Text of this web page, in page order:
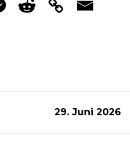
29. Juni 2026